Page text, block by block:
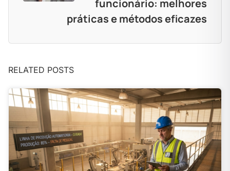
funcionário: melhores
práticas e métodos eficazes
RELATED POSTS